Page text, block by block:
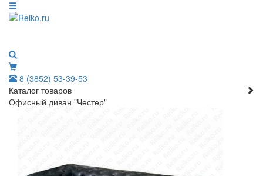
8 (3852) 53-39-53
Каталог товаров
Офисный диван "Честер"